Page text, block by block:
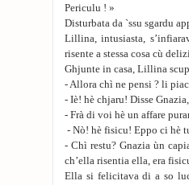
Periculu ! »
Disturbata da `ssu sgardu
Lillina, intusiasta,
risente a stessa cosa cù
Ghjunte in casa, Lillina
- Allora chì ne pensi ? li
- Iè! hè chjaru! Disse
- Frà di voi hè un affare
- Nò! hè fisicu! Eppo ci hè
- Chì restu? Gnazia ùn
ch’ella risentia ella, era
Ella si felicitava di a so